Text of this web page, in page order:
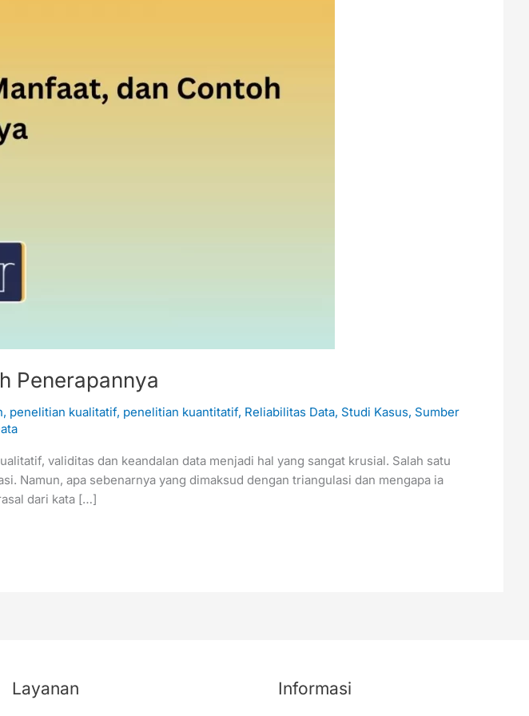
Penerapannya
, penelitian kualitatif, penelitian kuantitatif, Reliabilitas Data, Studi Kasus, Sumber
validitas dan keandalan data menjadi hal yang sangat krusial. Salah satu
Namun, apa sebenarnya yang dimaksud dengan triangulasi dan mengapa ia
dari kata […]
Layanan Informasi